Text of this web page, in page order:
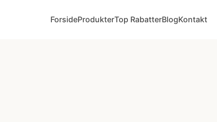
ForsideProdukterTop RabatterBlogKontakt